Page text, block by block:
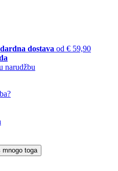
dostava od € 59,90
narudžbu